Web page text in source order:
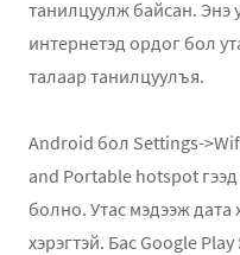
танилцуулж байсан. Энэ
интернетэд ордог бол
талаар танилцуулъя.
Android бол Settings-
and Portable hotspot
болно. Утас мэдээж
хэрэгтэй. Бас Google